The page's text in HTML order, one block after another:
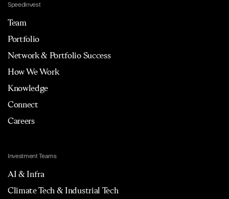
Speedinvest
Team
Portfolio
Network & Portfolio Success
How We Work
Knowledge
Connect
Careers
Investment Teams
AI & Infra
Climate Tech & Industrial Tech